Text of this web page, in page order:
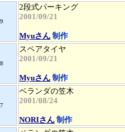
2段式パーキング
2001/09/21
Myuさん 制作
スペアタイヤ
2001/09/21
Myuさん 制作
ベランダの笠木
2001/08/24
NORIさん 制作